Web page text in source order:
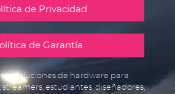
de Privacidad
de Garantía
soluciones de hardware para
streamers, estudiantes, diseñadores,